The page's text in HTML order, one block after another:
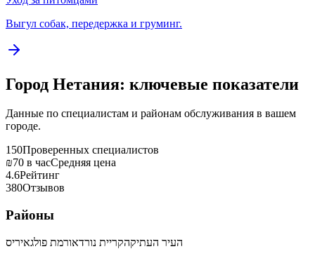
Выгул собак, передержка и груминг.
Город Нетания: ключевые показатели
Данные по специалистам и районам обслуживания в вашем
городе.
150Проверенных специалистов
₪70 в часСредняя цена
4.6Рейтинг
380Отзывов
Районы
העיר העתיקהקריית נורדאורמת פולגאיריס